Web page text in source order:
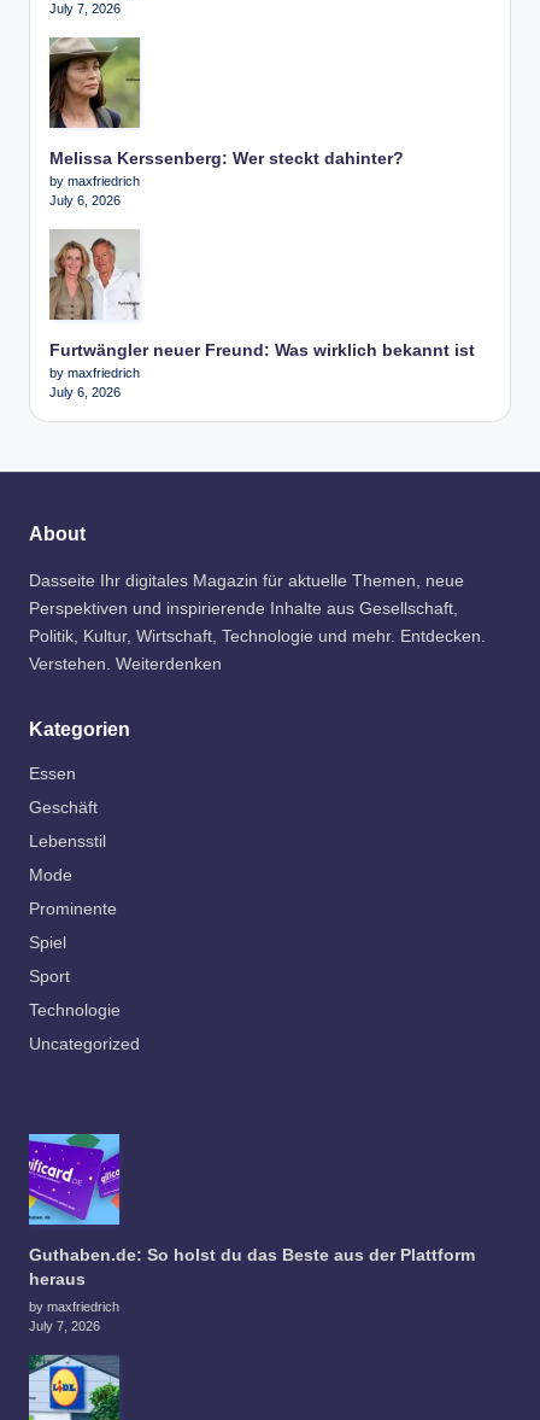
July 7, 2026
Melissa Kerssenberg: Wer steckt dahinter?
by maxfriedrich
July 6, 2026
Furtwängler neuer Freund: Was wirklich bekannt ist
by maxfriedrich
July 6, 2026
About
Dasseite Ihr digitales Magazin für aktuelle Themen, neue
Perspektiven und inspirierende Inhalte aus Gesellschaft,
Politik, Kultur, Wirtschaft, Technologie und mehr. Entdecken.
Verstehen. Weiterdenken
Kategorien
Essen
Geschäft
Lebensstil
Mode
Prominente
Spiel
Sport
Technologie
Uncategorized
Guthaben.de: So holst du das Beste aus der Plattform
heraus
by maxfriedrich
July 7, 2026